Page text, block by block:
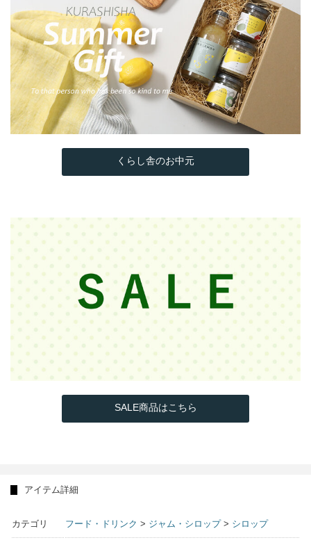
くらし舎のお中元
SALE商品はこちら
アイテム詳細
カテゴリ フード・ドリンク > ジャム・シロップ> シロップ